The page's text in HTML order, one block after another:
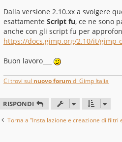
Dalla versione 2.10.xx a svolgere
esattamente Script fu, ce ne sono
anche con gli script fu per
https://docs.gimp.org/2.10/it/gimp-
Buon lavoro___
Ci trovi sul nuovo forum di Gimp Italia
RISPONDI
Torna a “Installazione e creazione di filtri